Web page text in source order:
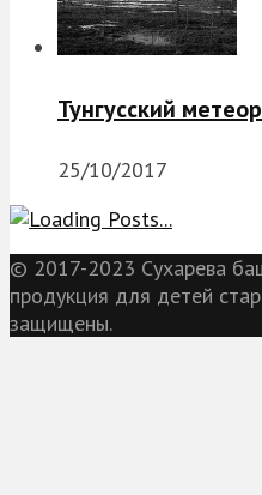
Тунгусский
25/10/2017
© 2017-2023 Сухарева
продукция для детей
защищены.